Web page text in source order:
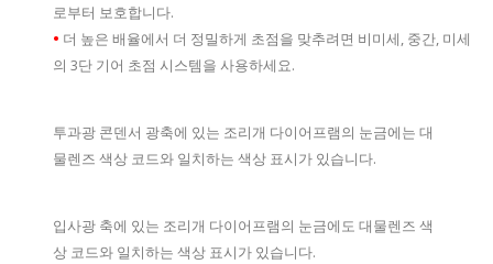
로부터 보호합니다.
• 더 높은 배율에서 더 정밀하게 초점을 맞추려면 비미세, 중간, 미세
의 3단 기어 초점 시스템을 사용하세요.
투과광 콘덴서 광축에 있는 조리개 다이어프램의 눈금에는 대
물렌즈 색상 코드와 일치하는 색상 표시가 있습니다.
입사광 축에 있는 조리개 다이어프램의 눈금에도 대물렌즈 색
상 코드와 일치하는 색상 표시가 있습니다.